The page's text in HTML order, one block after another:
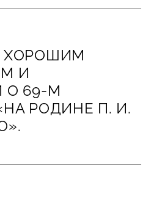
ХОРОШИМ
И
69‑М
РОДИНЕ П. И.